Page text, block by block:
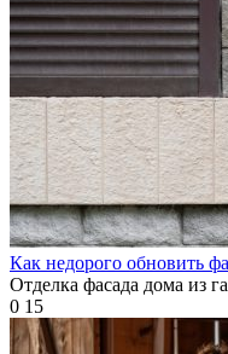
Как недорого обновить
Отделка фасада дома из
0 15